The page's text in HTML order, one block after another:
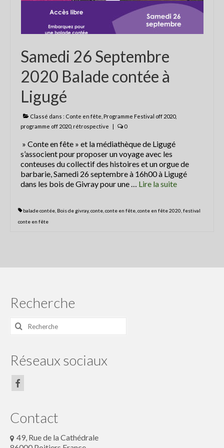
article de presse2018
Contactez le Festival ou son Collectif
Samedi 26 Septembre
2020 Balade contée à
Ligugé
Classé dans : Conte en fête Programme Festival off 2020,
programme off 2020, rétrospective | 0
» Conte en fête » et la médiathèque de Ligugé
s’associent pour proposer un voyage avec les
conteuses du collectif des histoires et un orgue de
barbarie, Samedi 26 septembre à 16h00 à Ligugé
dans les bois de Givray pour une … Lire la suite­­
balade contée Bois de givray, conte conte en fête conte en fête 2020 festival
conte en fête
Recherche
Rechercher
Réseaux sociaux
Contact
49, Rue de la Cathédrale